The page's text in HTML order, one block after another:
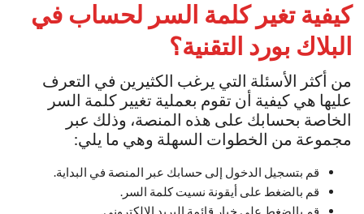
كيفية تغير كلمة السر لحساب في
البلاك بورد التقنية؟
من أكثر الأسئلة التي يرغب الكثيرين في التعرف
عليها هي كيفية أن تقوم بعملية تغيير كلمة السر
الخاصة بحسابك على هذه المنصة، وذلك عبر
مجموعة من الخطوات السهلة وهي ما يلي:
قم بتسجيل الدخول إلى حسابك عبر المنصة في البداية.
قم بالضغط على أيقونة نسيت كلمة السر.
قم بالضغط على خيار قائمة البريد الإلكتروني.